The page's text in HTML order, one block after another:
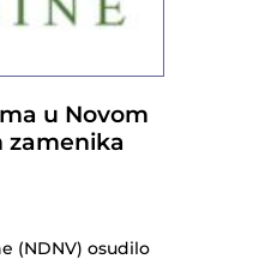
u Novom
zamenika
(NDNV) osudilo